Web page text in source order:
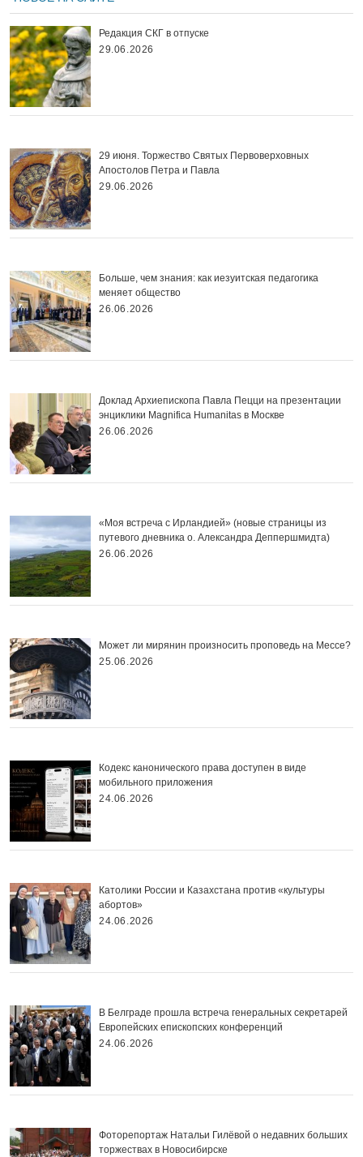
Редакция СКГ в отпуске
29.06.2026
29 июня. Торжество Святых Первоверховных
Апостолов Петра и Павла
29.06.2026
Больше, чем знания: как иезуитская педагогика
меняет общество
26.06.2026
Доклад Архиепископа Павла Пецци на презентации
энциклики Magnifica Нumanitas в Москве
26.06.2026
«Моя встреча с Ирландией» (новые страницы из
путевого дневника о. Александра Деппершмидта)
26.06.2026
Может ли мирянин произносить проповедь на Мессе?
25.06.2026
Кодекс канонического права доступен в виде
мобильного приложения
24.06.2026
Католики России и Казахстана против «культуры
абортов»
24.06.2026
В Белграде прошла встреча генеральных секретарей
Европейских епископских конференций
24.06.2026
Фоторепортаж Натальи Гилёвой о недавних больших
торжествах в Новосибирске